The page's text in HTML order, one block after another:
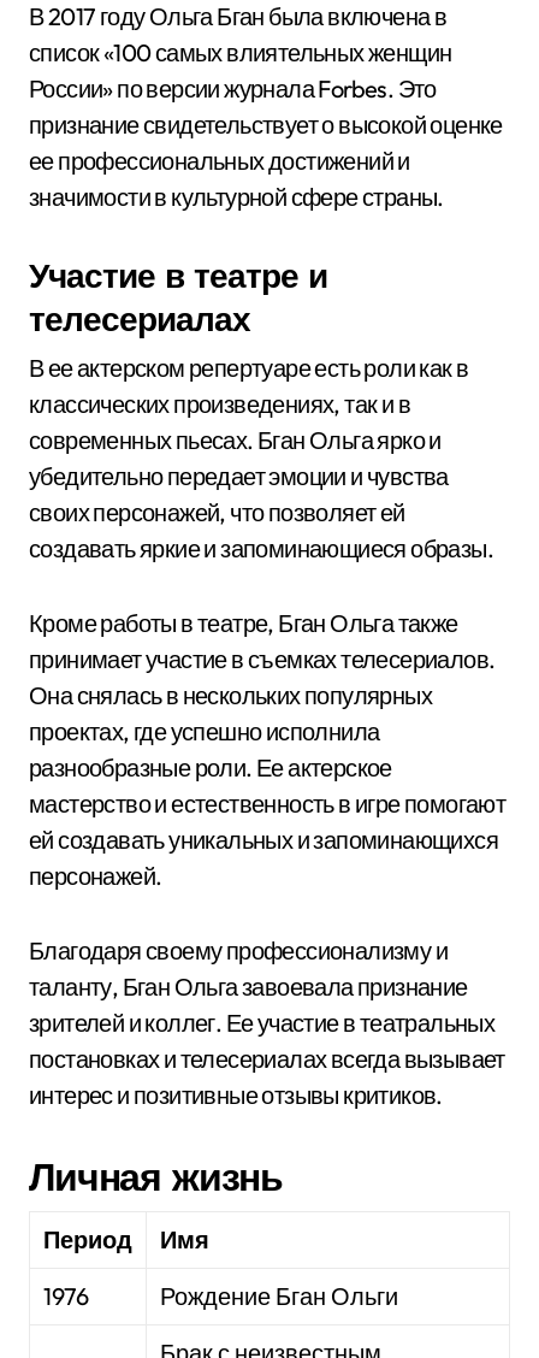
В 2017 году Ольга Бган была включена в
список «100 самых влиятельных женщин
России» по версии журнала Forbes. Это
признание свидетельствует о высокой оценке
ее профессиональных достижений и
значимости в культурной сфере страны.
Участие в театре и
телесериалах
В ее актерском репертуаре есть роли как в
классических произведениях, так и в
современных пьесах. Бган Ольга ярко и
убедительно передает эмоции и чувства
своих персонажей, что позволяет ей
создавать яркие и запоминающиеся образы.
Кроме работы в театре, Бган Ольга также
принимает участие в съемках телесериалов.
Она снялась в нескольких популярных
проектах, где успешно исполнила
разнообразные роли. Ее актерское
мастерство и естественность в игре помогают
ей создавать уникальных и запоминающихся
персонажей.
Благодаря своему профессионализму и
таланту, Бган Ольга завоевала признание
зрителей и коллег. Ее участие в театральных
постановках и телесериалах всегда вызывает
интерес и позитивные отзывы критиков.
Личная жизнь
Период
Имя
1976
Рождение Бган Ольги